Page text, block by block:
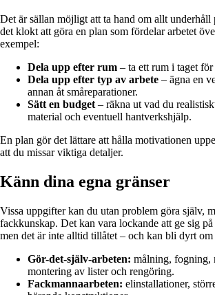
Det är sällan möjligt att ta hand om allt underhåll
det klokt att göra en plan som fördelar arbetet
exempel:
Dela upp efter rum – ta ett rum i taget
Dela upp efter typ av arbete – ägna en
annan åt småreparationer.
Sätt en budget – räkna ut vad du
material och eventuell hantverkshjälp.
En plan gör det lättare att hålla motivationen
att du missar viktiga detaljer.
Känn dina egna gränser
Vissa uppgifter kan du utan problem göra själv,
fackkunskap. Det kan vara lockande att ge sig
men det är inte alltid tillåtet – och kan bli dyrt om
Gör-det-själv-arbeten: målning, fogning,
montering av lister och rengöring.
Fackmannaarbeten: elinstallationer,